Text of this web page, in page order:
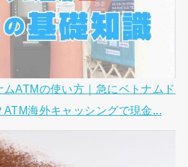
ムATMの使い方｜急にベトナムド
海外キャッシングで現金...